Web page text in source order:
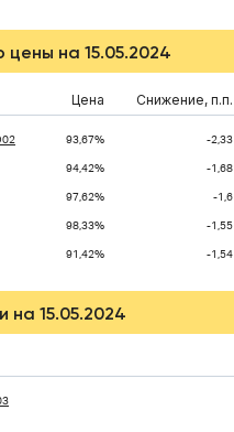
на 15.05.2024
Цена Снижение, п.п.
93,67% -2,33
94,42% -1,68
97,62% -1,6
98,33% -1,55
91,42% -1,54
на 15.05.2024